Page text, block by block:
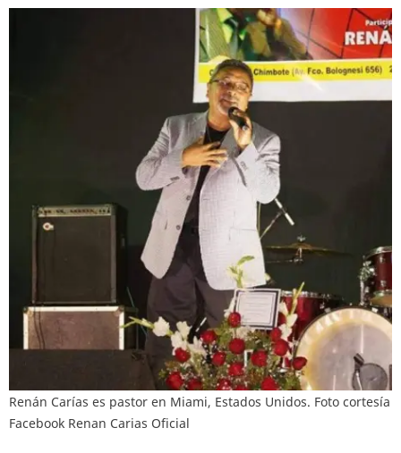
Renán Carías es pastor en Miami, Estados Unidos. Foto cortesía
Facebook Renan Carias Oficial